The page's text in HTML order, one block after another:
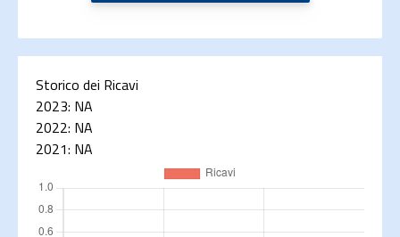
Storico dei Ricavi
2023: NA
2022: NA
2021: NA